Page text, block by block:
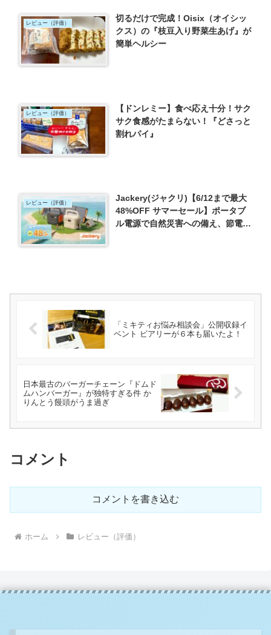
レビュー（評価）
切るだけで完成！Oisix（オイシッ
クス）の『枝豆入り野菜生あげ』が
簡単ヘルシー
レビュー（評価）
【ドンレミー】食べ応え十分！サク
サク食感がたまらない！『どさっと
割れパイ』
レビュー（評価）
Jackery(ジャクリ)【6/12まで最大
48%OFF サマーセール】ポータブ
ル電源で自然災害への備え、節電活
「ミキティお悩み相談会」公開収録イ
ベント ビアリーが６本も届いたよ！
日本最古のバーガーチェーン『ドムド
ムハンバーガー』が独特すぎる件 か
りんとう饅頭がうま過ぎ
コメント
コメントを書き込む
ホーム レビュー（評価）